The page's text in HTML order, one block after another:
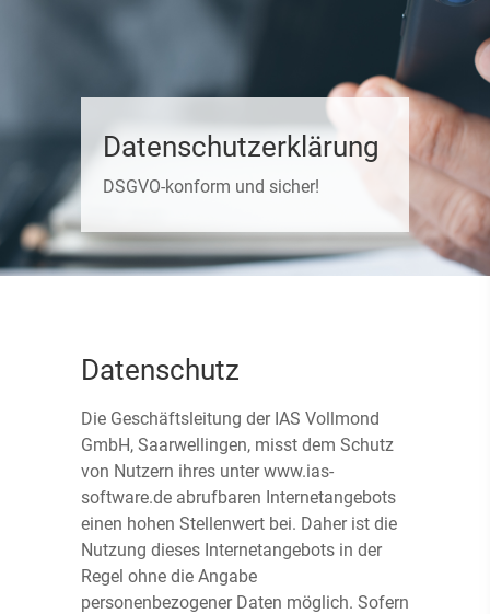
Datenschutzerklärung
DSGVO-konform und sicher!
Datenschutz
Die Geschäftsleitung der IAS Vollmond
GmbH, Saarwellingen, misst dem Schutz
von Nutzern ihres unter www.ias-
software.de abrufbaren Internetangebots
einen hohen Stellenwert bei. Daher ist die
Nutzung dieses Internetangebots in der
Regel ohne die Angabe
personenbezogener Daten möglich. Sofern